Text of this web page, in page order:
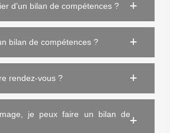
d’un bilan de compétences ?
bilan de compétences ?
rendez-vous ?
je peux faire un bilan de